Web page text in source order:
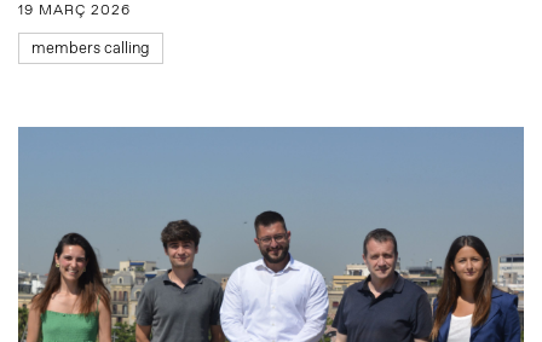
19 MARÇ 2026
members calling